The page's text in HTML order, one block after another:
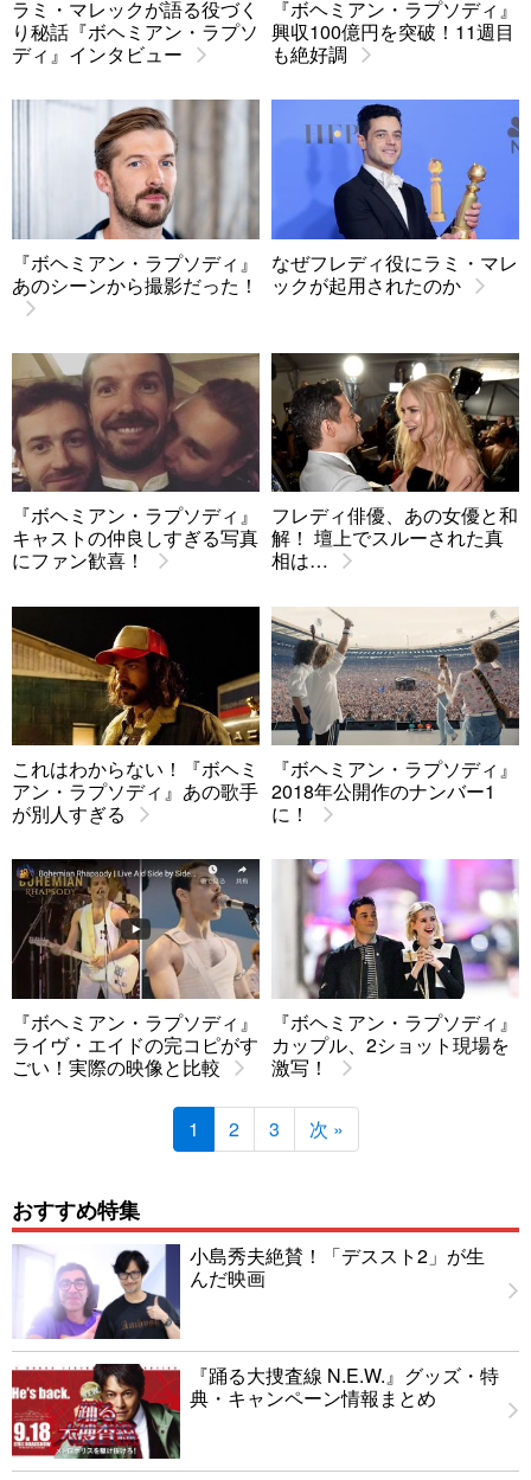
ラミ・マレックが語る役づく
り秘話『ボヘミアン・ラプソ
ディ』インタビュー
『ボヘミアン・ラプソディ』
興収100億円を突破！11週目
も絶好調
『ボヘミアン・ラプソディ』
あのシーンから撮影だった！
なぜフレディ役にラミ・マレ
ックが起用されたのか
『ボヘミアン・ラプソディ』
キャストの仲良しすぎる写真
にファン歓喜！
フレディ俳優、あの女優と和
解！ 壇上でスルーされた真
相は…
これはわからない！『ボヘミ
アン・ラプソディ』あの歌手
が別人すぎる
『ボヘミアン・ラプソディ』
2018年公開作のナンバー1
に！
『ボヘミアン・ラプソディ』
ライヴ・エイドの完コピがす
ごい！実際の映像と比較
『ボヘミアン・ラプソディ』
カップル、2ショット現場を
激写！
1 2 3 次 »
おすすめ特集
小島秀夫絶賛！「デススト2」が生
んだ映画
『踊る大捜査線 N.E.W.』グッズ・特
典・キャンペーン情報まとめ